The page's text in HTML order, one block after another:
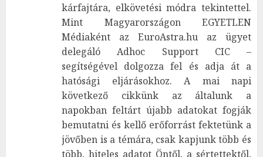
kárfajtára, elkövetési módra tekintettel.
Mint Magyarországon EGYETLEN
Médiaként az EuroAstra.hu az ügyet
delegáló Adhoc Support CIC –
segítségével dolgozza fel és adja át a
hatósági eljárásokhoz. A mai napi
következő cikkünk az általunk a
napokban feltárt újabb adatokat fogják
bemutatni és kellő erőforrást fektetünk a
jövőben is a témára, csak kapjunk több és
több, hiteles adatot Öntől, a sértettektől,